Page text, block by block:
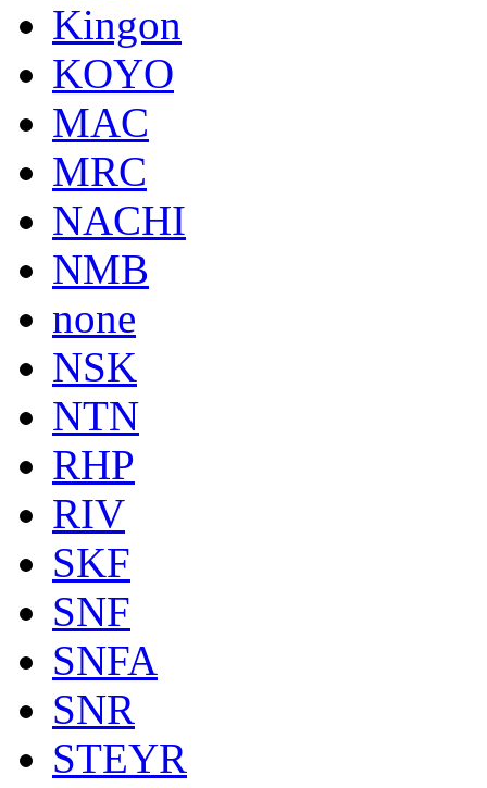
Kingon
KOYO
MAC
MRC
NACHI
NMB
none
NSK
NTN
RHP
RIV
SKF
SNF
SNFA
SNR
STEYR